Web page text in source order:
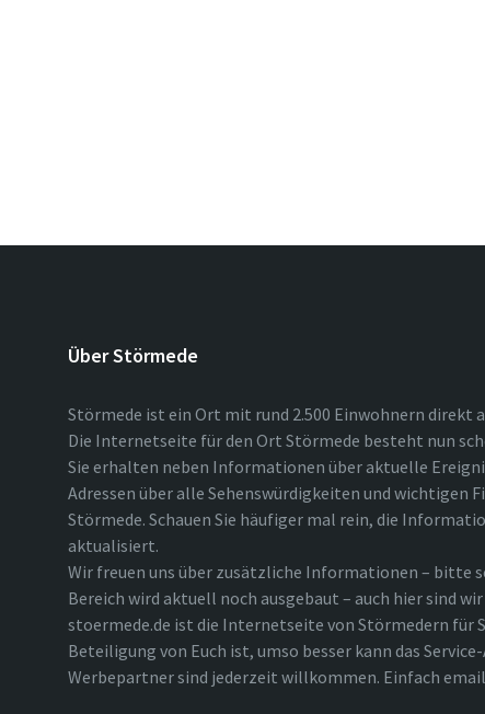
Über Störmede
Störmede ist ein Ort mit rund 2.500 Einwohnern direkt
Die Internetseite für den Ort Störmede besteht nun
Sie erhalten neben Informationen über aktuelle
Adressen über alle Sehenswürdigkeiten und wichtigen
Störmede. Schauen Sie häufiger mal rein, die
aktualisiert.
Wir freuen uns über zusätzliche Informationen – bitte
Bereich wird aktuell noch ausgebaut – auch hier sind
stoermede.de ist die Internetseite von Störmedern für
Beteiligung von Euch ist, umso besser kann das
Werbepartner sind jederzeit willkommen. Einfach